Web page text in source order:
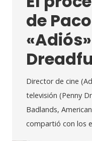
de
Director de cine
televisión (Penny
Badlands,
compartió con los